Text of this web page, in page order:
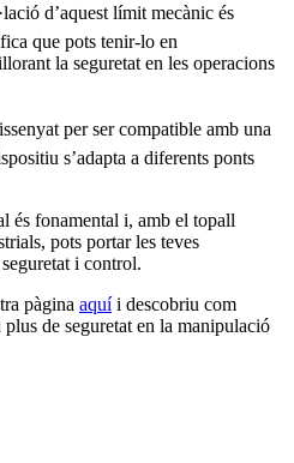
d’aquest límit mecànic és
que pots tenir-lo en
la seguretat en les operacions
per ser compatible amb una
s’adapta a diferents ponts
és fonamental i, amb el topall
pots portar les teves
i control.
pàgina aquíi descobriu com
de seguretat en la manipulació